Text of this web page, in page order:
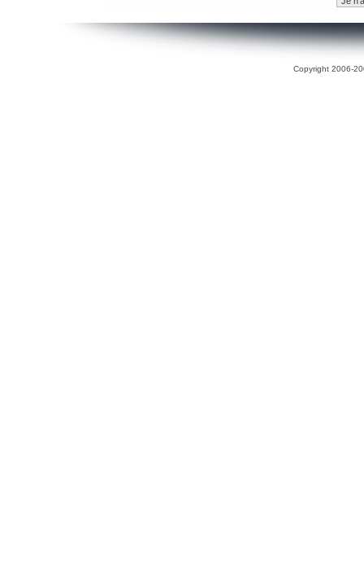
Copyright 2006-